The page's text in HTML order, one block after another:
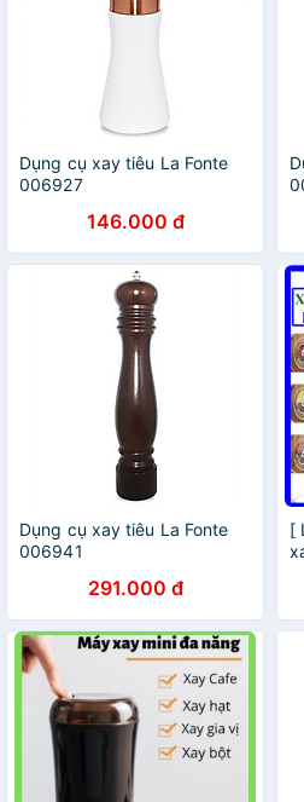
Dụng cụ xay tiêu La Fonte
006927
146.000 đ
Dụng cụ xay tiêu La Fonte
006941
291.000 đ
[